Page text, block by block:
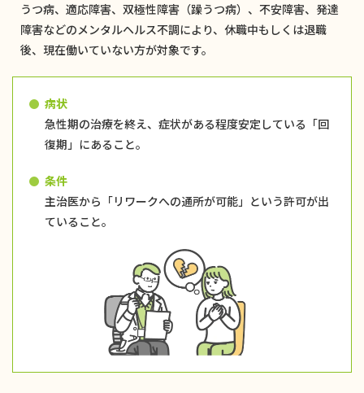
うつ病、適応障害、双極性障害（躁うつ病）、不安障害、発達
障害などのメンタルヘルス不調により、休職中もしくは退職
後、現在働いていない方が対象です。
病状
急性期の治療を終え、症状がある程度安定している「回
復期」にあること。
条件
主治医から「リワークへの通所が可能」という許可が出
ていること。